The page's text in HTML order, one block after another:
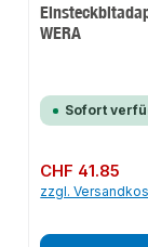
WERA
Sofort
Regulärer Preis:
CHF 41.85
zzgl.